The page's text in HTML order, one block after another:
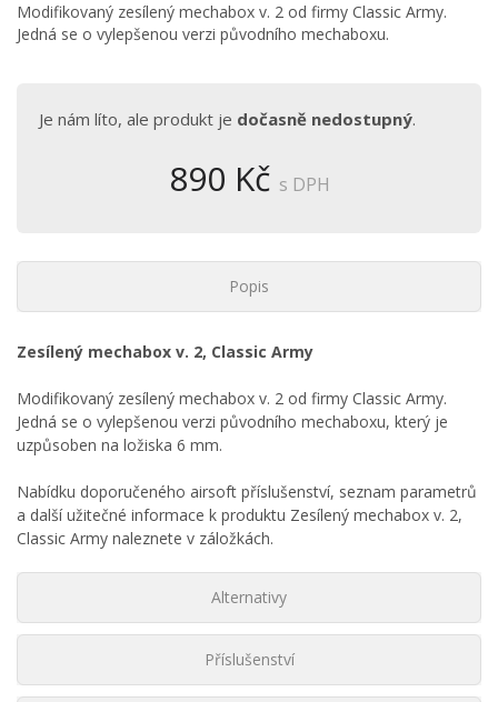
Modifikovaný zesílený mechabox v. 2 od firmy Classic Army.
Jedná se o vylepšenou verzi původního mechaboxu.
Je nám líto, ale produkt je dočasně nedostupný.
890 Kč s DPH
Popis
Zesílený mechabox v. 2, Classic Army
Modifikovaný zesílený mechabox v. 2 od firmy Classic Army.
Jedná se o vylepšenou verzi původního mechaboxu, který je
uzpůsoben na ložiska 6 mm.
Nabídku doporučeného airsoft příslušenství, seznam parametrů
a další užitečné informace k produktu Zesílený mechabox v. 2,
Classic Army naleznete v záložkách.
Alternativy
Příslušenství